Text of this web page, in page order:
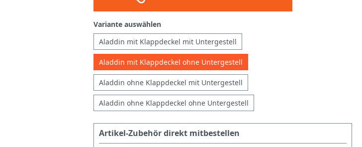
Variante auswählen
Aladdin mit Klappdeckel mit Untergestell
Aladdin mit Klappdeckel ohne Untergestell
Aladdin ohne Klappdeckel mit Untergestell
Aladdin ohne Klappdeckel ohne Untergestell
Artikel-Zubehör direkt mitbestellen